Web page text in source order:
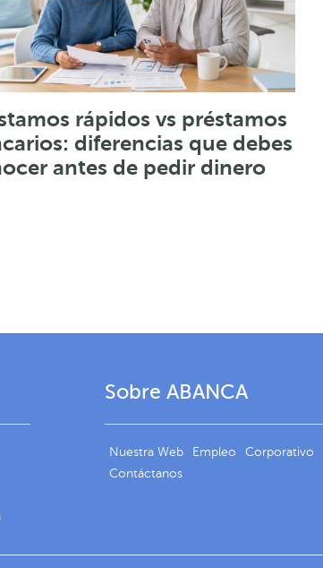
rápidos vs préstamos
diferencias que debes
antes de pedir dinero
Sobre ABANCA
Nuestra Web Empleo
Corporativo
Contáctanos